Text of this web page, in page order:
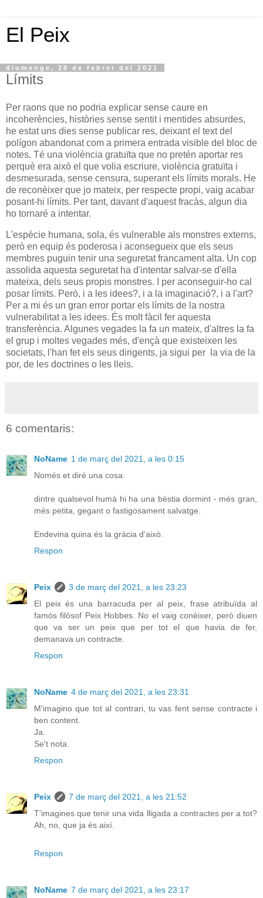
El Peix
diumenge, 28 de febrer del 2021
Límits
Per raons que no podria explicar sense caure en
incoherències, històries sense sentit i mentides absurdes,
he estat uns dies sense publicar res, deixant el text del
polígon abandonat com a primera entrada visible del bloc de
notes. Té una violència gratuïta que no pretén aportar res
perquè era això el que volia escriure, violència gratuïta i
desmesurada, sense censura, superant els límits morals. He
de reconèixer que jo mateix, per respecte propi, vaig acabar
posant-hi límits. Per tant, davant d'aquest fracàs, algun dia
ho tornaré a intentar.
L'espècie humana, sola, és vulnerable als monstres externs,
però en equip és poderosa i aconsegueix que els seus
membres puguin tenir una seguretat francament alta. Un cop
assolida aquesta seguretat ha d'intentar salvar-se d'ella
mateixa, dels seus propis monstres. I per aconseguir-ho cal
posar límits. Però, i a les idees?, i a la imaginació?, i a l'art?
Per a mi és un gran error portar els límits de la nostra
vulnerabilitat a les idees. És molt fàcil fer aquesta
transferència. Algunes vegades la fa un mateix, d'altres la fa
el grup i moltes vegades més, d'ençà que existeixen les
societats, l'han fet els seus dirigents, ja sigui per la via de la
por, de les doctrines o les lleis.
6 comentaris:
NoName 1 de març del 2021, a les 0:15
Només et diré una cosa:
dintre qualsevol humà hi ha una bèstia dormint - més gran,
més petita, gegant o fastigosament salvatge.
Endevina quina és la gràcia d'això.
Respon
Peix
3 de març del 2021, a les 23:23
El peix és una barracuda per al peix, frase atribuïda al
famós filòsof Peix Hobbes. No el vaig conèixer, però diuen
que va ser un peix que per tot el que havia de fer,
demanava un contracte.
Respon
NoName 4 de març del 2021, a les 23:31
M'imagino que tot al contrari, tu vas fent sense contracte i
ben content.
Ja.
Se't nota.
Respon
Peix
7 de març del 2021, a les 21:52
T'imagines que tenir una vida lligada a contractes per a tot?
Ah, no, que ja és així.
Respon
NoName 7 de març del 2021, a les 23:17